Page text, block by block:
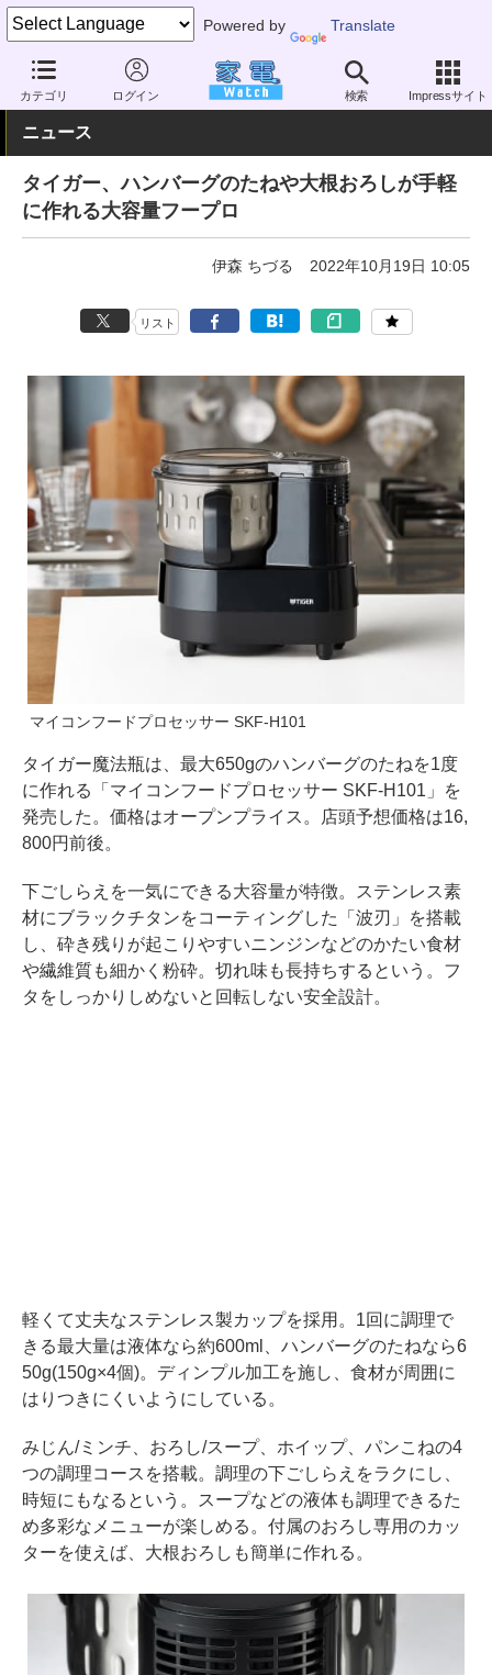
Powered by Translate
カテゴリ ログイン 検索 Impressサイト
家電 Watch 生活家電 キッチン家電 フードプロセッサー
ニュース
タイガー、ハンバーグのたねや大根おろしが手軽
に作れる大容量フープロ
伊森 ちづる 2022年10月19日 10:05
リスト
マイコンフードプロセッサー SKF-H101
タイガー魔法瓶は、最大650gのハンバーグのたねを1度
に作れる「マイコンフードプロセッサー SKF-H101」を
発売した。価格はオープンプライス。店頭予想価格は16,
800円前後。
下ごしらえを一気にできる大容量が特徴。ステンレス素
材にブラックチタンをコーティングした「波刃」を搭載
し、砕き残りが起こりやすいニンジンなどのかたい食材
や繊維質も細かく粉砕。切れ味も長持ちするという。フ
タをしっかりしめないと回転しない安全設計。
軽くて丈夫なステンレス製カップを採用。1回に調理で
きる最大量は液体なら約600ml、ハンバーグのたねなら6
50g(150g×4個)。ディンプル加工を施し、食材が周囲に
はりつきにくいようにしている。
みじん/ミンチ、おろし/スープ、ホイップ、パンこねの4
つの調理コースを搭載。調理の下ごしらえをラクにし、
時短にもなるという。スープなどの液体も調理できるた
め多彩なメニューが楽しめる。付属のおろし専用のカッ
ターを使えば、大根おろしも簡単に作れる。